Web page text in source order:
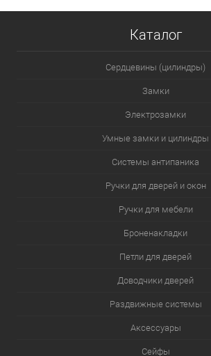
Каталог
Сердцевины (цилиндры)
Замки
Электрозамки
Умные замки и цилиндры
Системы антипаника
Ручки для дверей и окон
Ручки для мебели
Броненакладки
Петли для дверей
Доводчики дверей
Раздвижные системы
Аксессуары
Сейфы